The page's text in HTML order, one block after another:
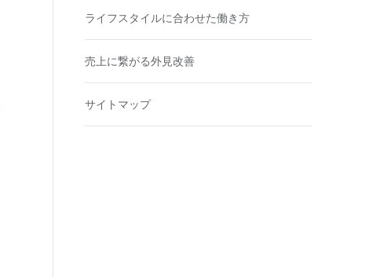
ライフスタイルに合わせた働き方
売上に繋がる外見改善
サイトマップ